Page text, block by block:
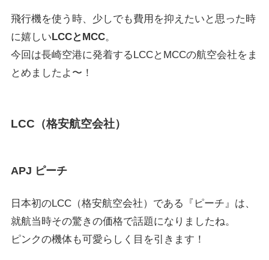
飛行機を使う時、少しでも費用を抑えたいと思った時
に嬉しい LCCとMCC。
今回は長崎空港に発着するLCCとMCCの航空会社をま
とめましたよ〜！
LCC（格安航空会社）
APJ ピーチ
日本初のLCC（格安航空会社）である『ピーチ』は、
就航当時その驚きの価格で話題になりましたね。
ピンクの機体も可愛らしく目を引きます！